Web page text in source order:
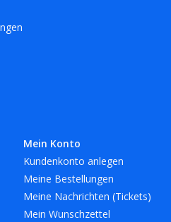
Mein Konto
Kundenkonto anlegen
Meine Bestellungen
Meine Nachrichten (Tickets)
Mein Wunschzettel